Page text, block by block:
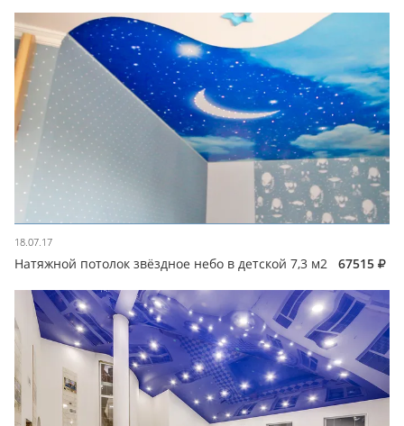
18.07.17
Натяжной потолок звёздное небо в детской 7,3 м2 67515